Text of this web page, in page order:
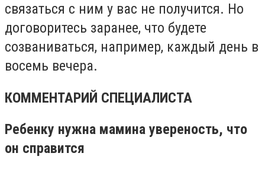
связаться с ним у вас не получится. Но
договоритесь заранее, что будете
созваниваться, например, каждый день в
восемь вечера.
КОММЕНТАРИЙ СПЕЦИАЛИСТА
Ребенку нужна мамина увереность, что
он справится